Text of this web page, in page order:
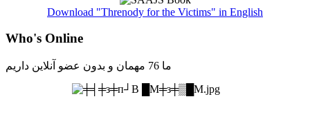
Download "Threnody for the Victims" in English
Who's Online
ما 76 مهمان و بدون عضو آنلاین داریم